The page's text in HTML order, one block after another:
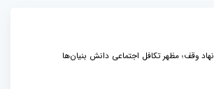
نهاد وقف؛ مظهر تکافل اجتماعی دانش بنیان‌ها